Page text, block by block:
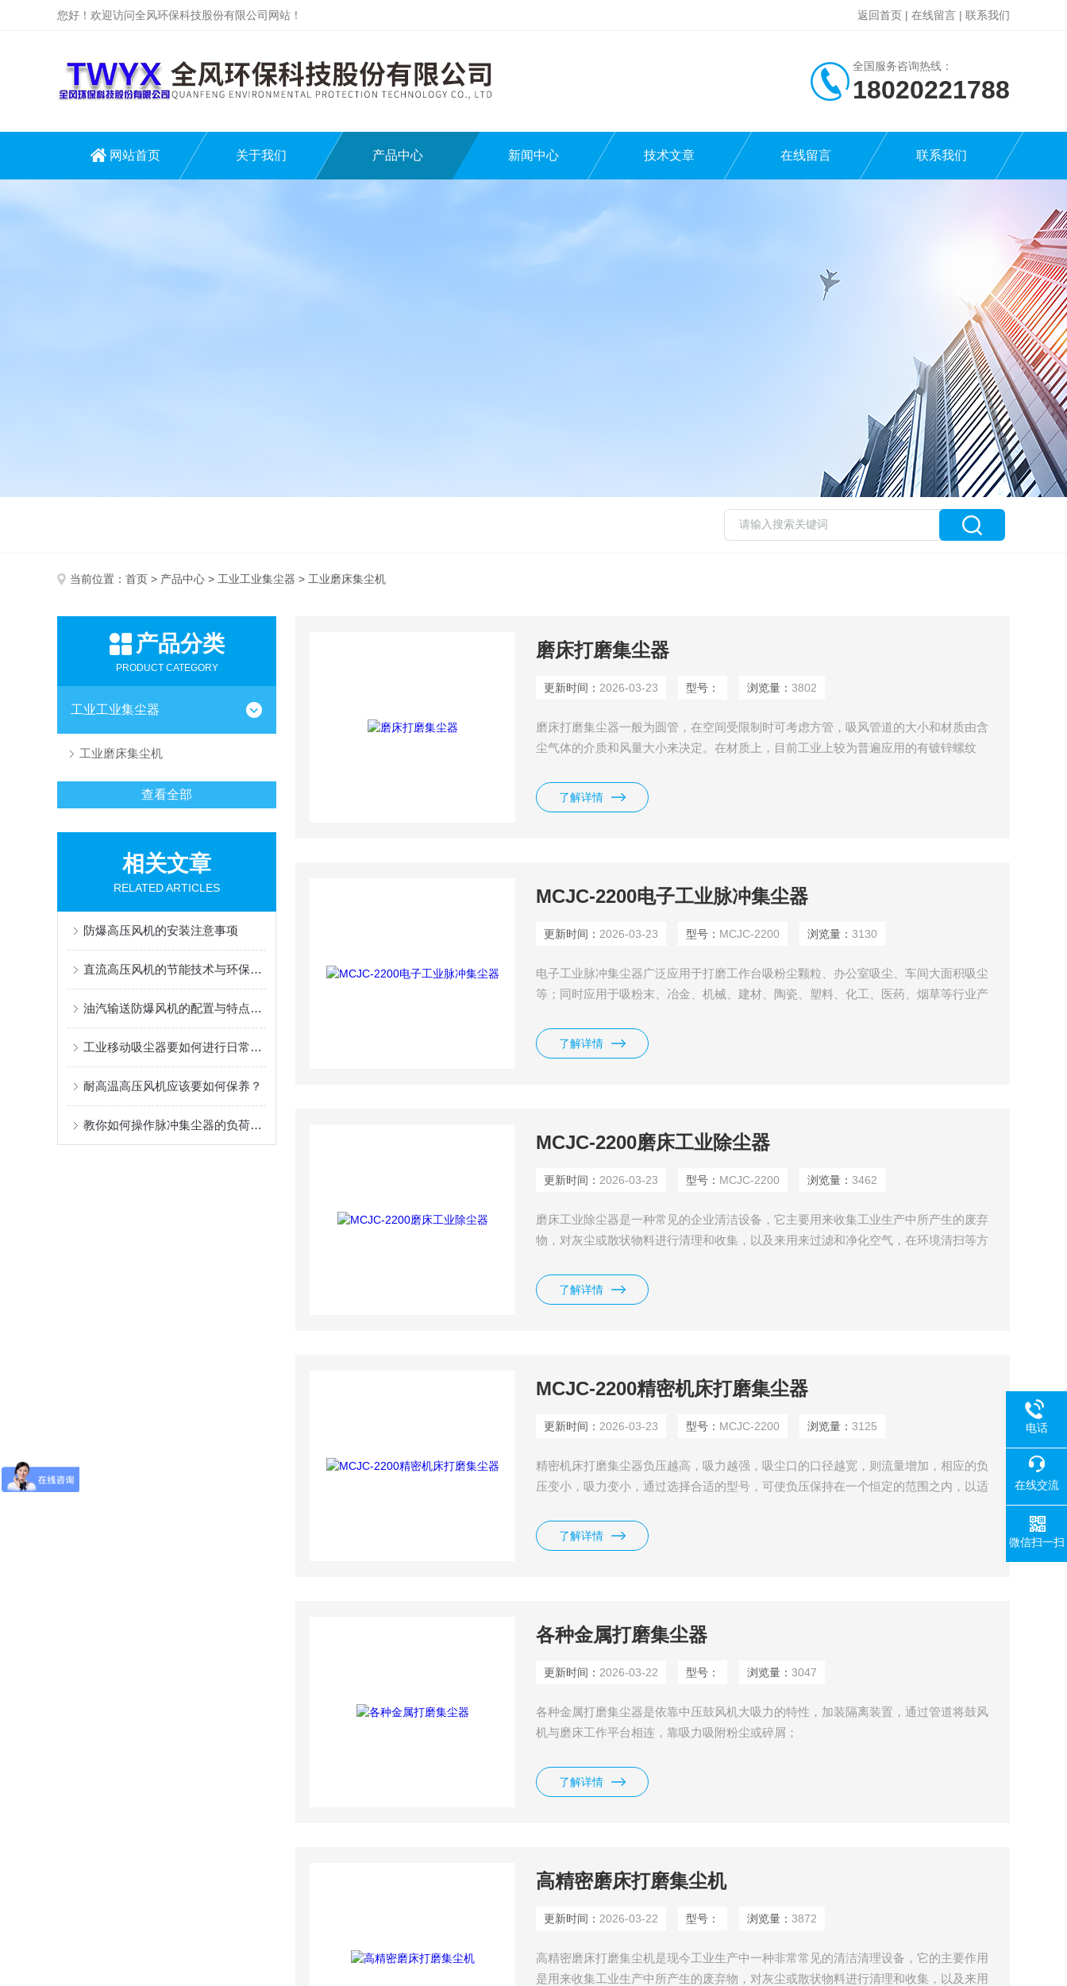
您好！欢迎访问全风环保科技股份有限公司网站！ 返回首页 | 在线留言 | 联系我们
全国服务咨询热线：
18020221788
网站首页 关于我们 产品中心 新闻中心 技术文章 在线留言 联系我们
当前位置： 首页 > 产品中心 > 工业工业集尘器 > 工业磨床集尘机
产品分类
PRODUCT CATEGORY
工业工业集尘器
工业磨床集尘机
查看全部
相关文章
RELATED ARTICLES
防爆高压风机的安装注意事项
直流高压风机的节能技术与环保设计
油汽输送防爆风机的配置与特点是什么样的
工业移动吸尘器要如何进行日常的维护检查？
耐高温高压风机应该要如何保养？
教你如何操作脉冲集尘器的负荷调试？
磨床打磨集尘器
更新时间： 2026-03-23 型号： 浏览量：3802
磨床打磨集尘器一般为圆管，在空间受限制时可考虑方管，吸风管道的大小和材质由含
尘气体的介质和风量大小来决定。在材质上，目前工业上较为普遍应用的有镀锌螺纹
风速和风量大小可以设计管径大小。
了解详情
MCJC-2200电子工业脉冲集尘器
更新时间： 2026-03-23 型号： MCJC-2200 浏览量：3130
电子工业脉冲集尘器广泛应用于打磨工作台吸粉尘颗粒、办公室吸尘、车间大面积吸尘
等；同时应用于吸粉末、冶金、机械、建材、陶瓷、塑料、化工、医药、烟草等行业产
料等作业过程中产生的细微粉尘的过滤及贵重金属颗粒、高附加值物料粉尘的回收。
了解详情
MCJC-2200磨床工业除尘器
更新时间： 2026-03-23 型号： MCJC-2200 浏览量：3462
磨床工业除尘器是一种常见的企业清洁设备，它主要用来收集工业生产中所产生的废弃
物，对灰尘或散状物料进行清理和收集，以及来用来过滤和净化空气，在环境清扫等方
了解详情
MCJC-2200精密机床打磨集尘器
更新时间： 2026-03-23 型号： MCJC-2200 浏览量：3125
精密机床打磨集尘器负压越高，吸力越强，吸尘口的口径越宽，则流量增加，相应的负
压变小，吸力变小，通过选择合适的型号，可使负压保持在一个恒定的范围之内，以适
了解详情
各种金属打磨集尘器
更新时间： 2026-03-22 型号： 浏览量：3047
各种金属打磨集尘器是依靠中压鼓风机大吸力的特性，加装隔离装置，通过管道将鼓风
机与磨床工作平台相连，靠吸力吸附粉尘或碎屑；
了解详情
高精密磨床打磨集尘机
更新时间： 2026-03-22 型号： 浏览量：3872
高精密磨床打磨集尘机是现今工业生产中一种非常常见的清洁清理设备，它的主要作用
是用来收集工业生产中所产生的废弃物，对灰尘或散状物料进行清理和收集，以及来用
电话
在线交流
微信扫一扫